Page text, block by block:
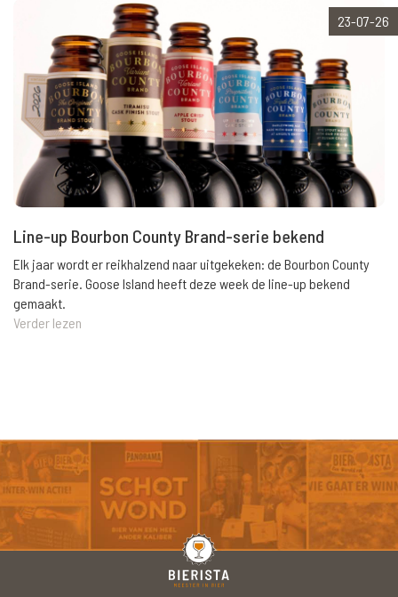
23-07-26
Line-up Bourbon County Brand-serie bekend
Elk jaar wordt er reikhalzend naar uitgekeken: de Bourbon County
Brand-serie. Goose Island heeft deze week de line-up bekend
gemaakt.
Verder lezen